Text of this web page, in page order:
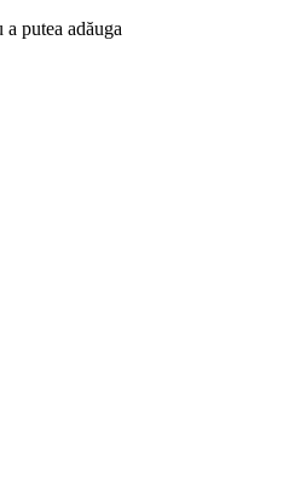
putea adăuga